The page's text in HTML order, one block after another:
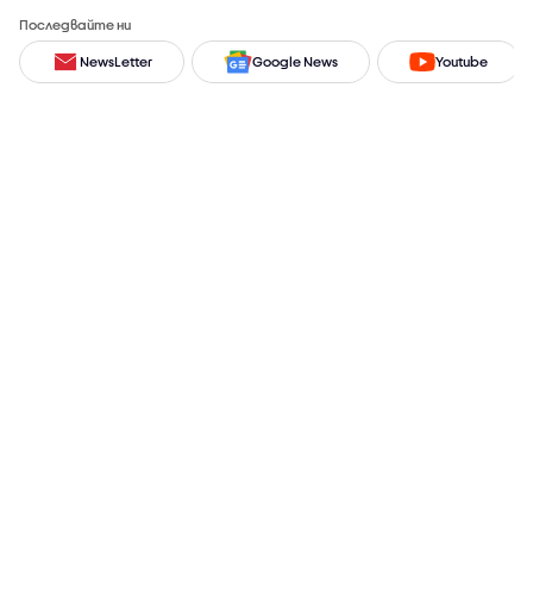
Последвайте ни
NewsLetter Google News Youtube